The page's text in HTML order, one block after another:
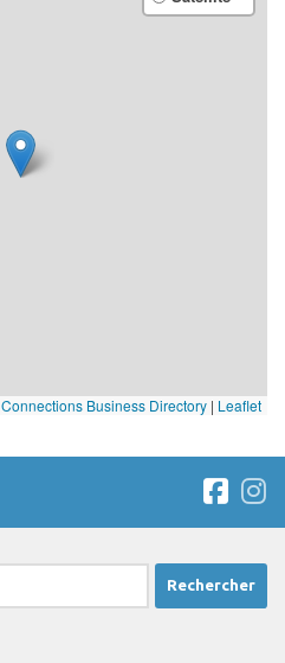
Connections Business Directory | Leaflet